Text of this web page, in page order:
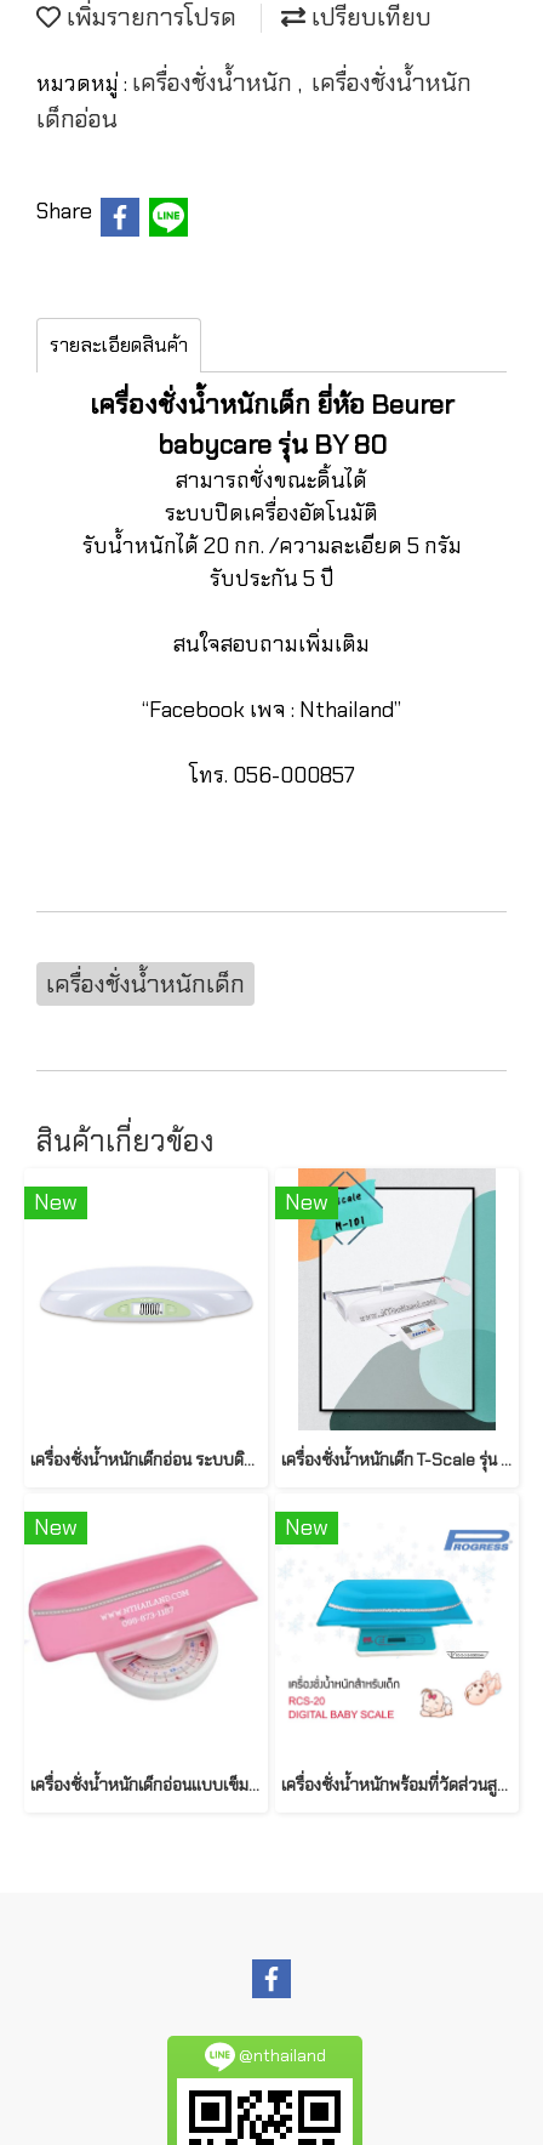
เพิ่มรายการโปรด เปรียบเทียบ
หมวดหมู่ : เครื่องชั่งน้ำหนัก , เครื่องชั่งน้ำหนัก
เด็กอ่อน
Share
รายละเอียดสินค้า
เครื่องชั่งน้ำหนักเด็ก ยี่ห้อ Beurer
babycare รุ่น BY 80
สามารถชั่งขณะดิ้นได้
ระบบปิดเครื่องอัตโนมัติ
รับน้ำหนักได้ 20 กก. /ความละเอียด 5 กรัม
รับประกัน 5 ปี
สนใจสอบถามเพิ่มเติม
“Facebook เพจ : Nthailand”
โทร. 056-000857
เครื่องชั่งน้ำหนักเด็ก
สินค้าเกี่ยวข้อง
New
เครื่องชั่งน้ำหนักเด็กอ่อน ระบบดิจิตอล รุ่น ER7220 ยี่ห้อ CAMRY
New
เครื่องชั่งน้ำหนักเด็ก T-Scale รุ่น M101
New
เครื่องชั่งน้ำหนักเด็กอ่อนแบบเข็ม 20 กก. รุ่น RGT-20 (RGZ-20A)
New
เครื่องชั่งนํ้าหนักพร้อมที่วัดส่วนสูงเด็ก รุ่น RCS-20 (Digital) 20 กก. ยี่ห้อ PROGRESS
@nthailand